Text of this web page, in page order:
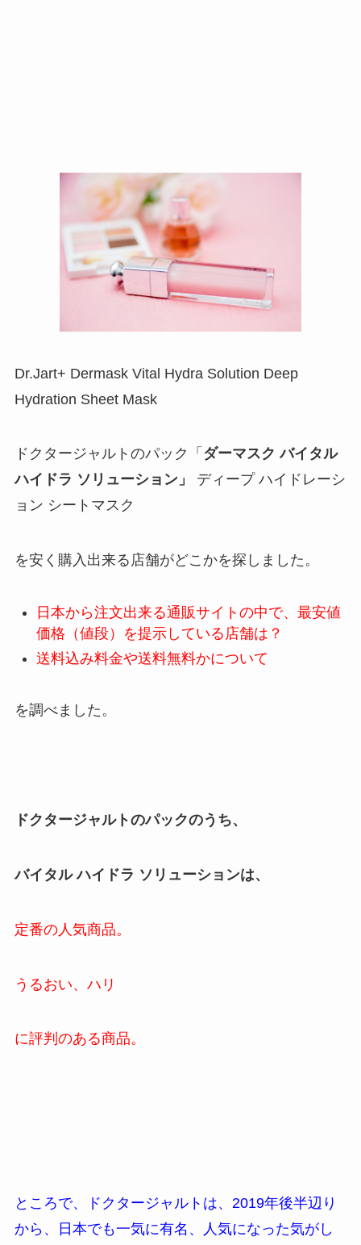
Dr.Jart+ Dermask Vital Hydra Solution Deep
Hydration Sheet Mask
ドクタージャルトのパック「 ダーマスク バイタル
ハイドラ ソリューション」 ディープ ハイドレーシ
ョン シートマスク
を安く購入出来る店舗がどこかを探しました。
日本から注文出来る通販サイトの中で、最安値
価格（値段）を提示している店舗は？
送料込み料金や送料無料かについて
を調べました。
ドクタージャルトのパックのうち、
バイタル ハイドラ ソリューションは、
定番の人気商品。
うるおい、ハリ
に評判のある商品。
ところで、ドクタージャルトは、2019年後半辺り
から、日本でも一気に有名、人気になった気がし